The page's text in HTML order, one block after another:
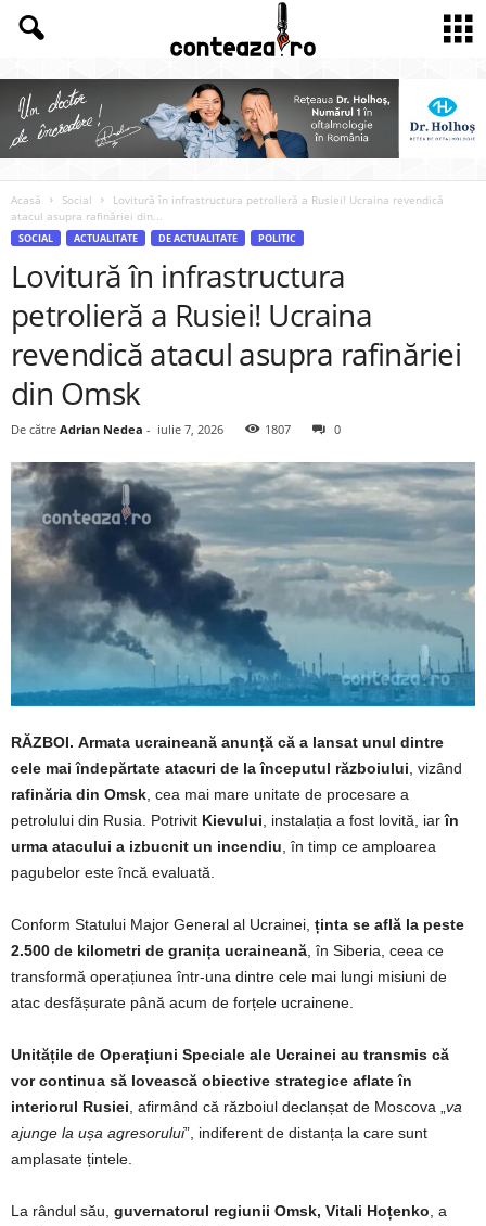
Acasă Social
Lovitură în infrastructura petrolieră a Rusiei! Ucraina revendică
atacul asupra rafinăriei din...
SOCIAL ACTUALITATE DE ACTUALITATE POLITIC
Lovitură în infrastructura
petrolieră a Rusiei! Ucraina
revendică atacul asupra rafinăriei
din Omsk
De către Adrian Nedea - iulie 7, 2026 1807 0
RĂZBOI. Armata ucraineană anunță că a lansat unul dintre
cele mai îndepărtate atacuri de la începutul războiului , vizând
rafinăria din Omsk , cea mai mare unitate de procesare a
petrolului din Rusia. Potrivit Kievului , instalația a fost lovită, iarîn
urma atacului a izbucnit un incendiu , în timp ce amploarea
pagubelor este încă evaluată.
Conform Statului Major General al Ucrainei, ținta se află la peste
2.500 de kilometri de granița ucraineană , în Siberia, ceea ce
transformă operațiunea într-una dintre cele mai lungi misiuni de
atac desfășurate până acum de forțele ucrainene.
Unitățile de Operațiuni Speciale ale Ucrainei au transmis că
vor continua să lovească obiective strategice aflate în
interiorul Rusiei , afirmând că războiul declanșat de Moscova „ va
ajunge la ușa agresorului”, indiferent de distanța la care sunt
amplasate țintele.
La rândul său, guvernatorul regiunii Omsk, Vitali Hoțenko , a